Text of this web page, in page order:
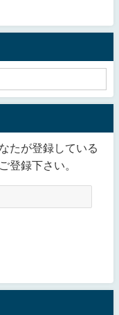
たが登録している
登録下さい。